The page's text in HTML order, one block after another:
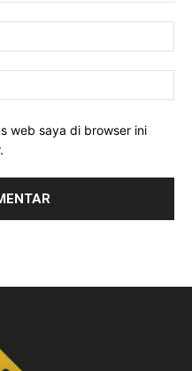
web saya di browser ini